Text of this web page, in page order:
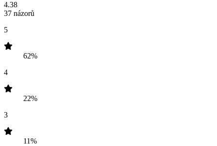
4.38
37 názorů
5
62%
4
22%
3
11%